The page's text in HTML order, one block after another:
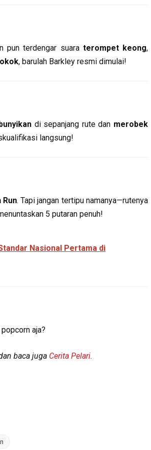
pun terdengar suara terompet keong,
, barulah Barkley resmi dimulai!
di sepanjang rute dan merobek
langsung!
Run. Tapi jangan tertipu namanya—rutenya
5 putaran penuh!
Nasional Pertama di
aja?
baca juga Cerita Pelari.